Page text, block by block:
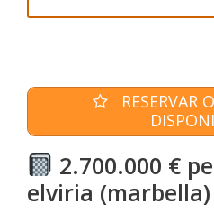
RESERVAR
2.700.000 €
elviria (marbella)